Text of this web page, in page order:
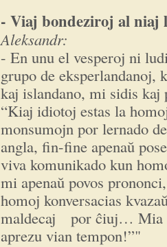
- Viaj bondeziroj al niaj
Aleksandr:
- En unu el vesperoj ni
grupo de eksperlandanoj,
kaj islandano, mi sidis kaj
“Kiaj idiotoj estas la
monsumojn por lernado
angla, fin-fine apenaŭ
viva komunikado kun
mi apenaŭ povos
homoj konversacias
maldecaj por ĉiuj… Mia
aprezu vian tempon!”"